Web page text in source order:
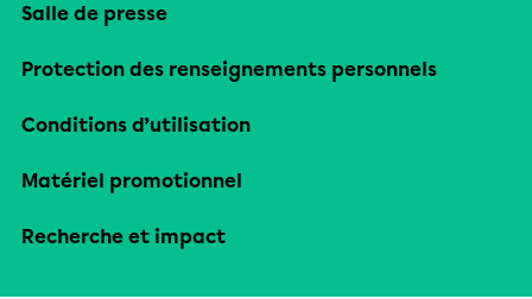
Salle de presse
Protection des renseignements personnels
Conditions d’utilisation
Matériel promotionnel
Recherche et impact